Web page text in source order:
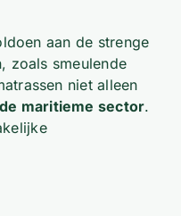
aan de strenge
zoals smeulende
niet alleen
maritieme sector.